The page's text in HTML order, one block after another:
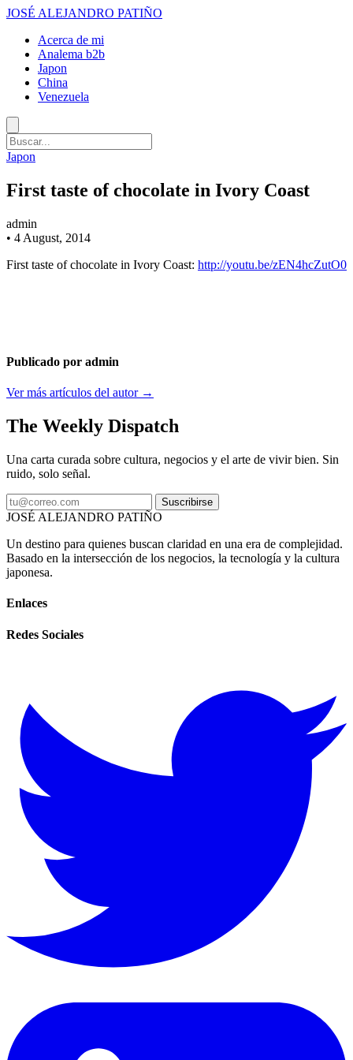
JOSÉ ALEJANDRO PATIÑO
Acerca de mi
Analema b2b
Japon
China
Venezuela
Japon
First taste of chocolate in Ivory Coast
admin
• 4 August, 2014
First taste of chocolate in Ivory Coast: http://youtu.be/zEN4hcZutO0
Publicado por admin
Ver más artículos del autor →
The Weekly Dispatch
Una carta curada sobre cultura, negocios y el arte de vivir bien. Sin
ruido, solo señal.
Suscribirse
JOSÉ ALEJANDRO PATIÑO
Un destino para quienes buscan claridad en una era de complejidad.
Basado en la intersección de los negocios, la tecnología y la cultura
japonesa.
Enlaces
Redes Sociales